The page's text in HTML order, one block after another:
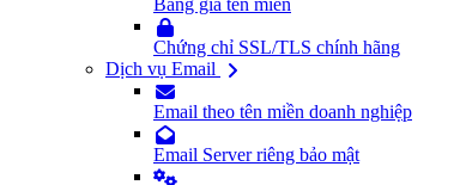
Bảng giá tên miền
Chứng chỉ SSL/TLS chính hãng
Dịch vụ Email
Email theo tên miền doanh nghiệp
Email Server riêng bảo mật